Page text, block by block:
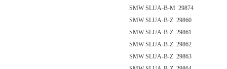
SMW SLUA-B-M 29874
SMW SLUA-B-Z 29860
SMW SLUA-B-Z 29861
SMW SLUA-B-Z 29862
SMW SLUA-B-Z 29863